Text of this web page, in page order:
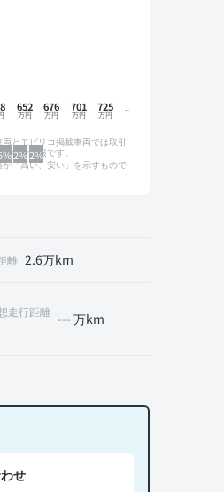
2%2%
652 676 701 725
とモビリコ掲載車両では取引
参考情報です。
「高い、安い」を示すもので
離 2.6万km
走行距離 --- 万km
せ